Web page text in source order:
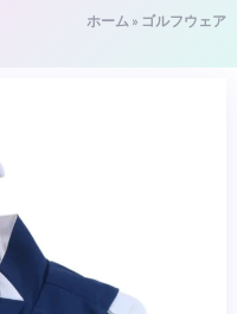
ホーム » ゴルフウェア